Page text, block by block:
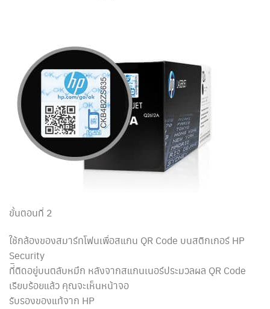
ขั้นตอนที่ 2
ใช้กล้องของสมาร์ทโฟนเพื่อสแกน QR Code บนสติกเกอร์ HP
Security
ที่ิติดอยู่บนตลับหมึก หลังจากสแกนเนอร์ประมวลผล QR Code
เรียบร้อยแล้ว คุณจะเห็นหน้าจอ
รับรองของแท้จาก HP